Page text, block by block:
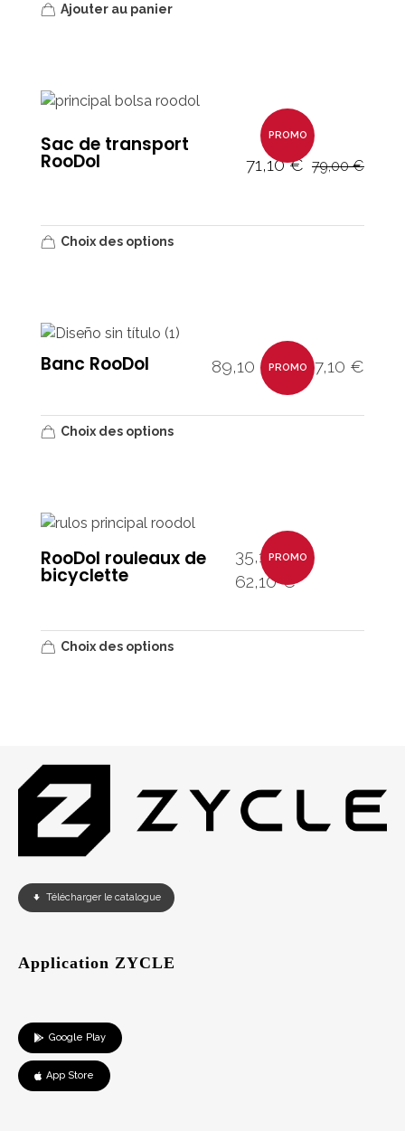
Ajouter au panier
PROMO
Sac de transport
RooDol 71,10€ 79,00€
Choix des options
PROMO
Banc RooDol 89,10 € – 107,10 €
Choix des options
PROMO
RooDol rouleaux de
bicyclette
35,10€ –
62,10€
Choix des options
Télécharger le catalogue
Application ZYCLE
Google Play
App Store